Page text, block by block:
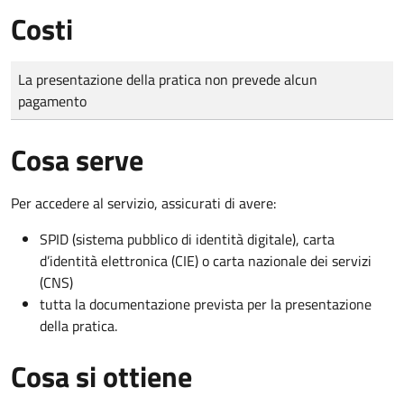
Costi
Tipo di pagamento
Importo
La presentazione della pratica non prevede alcun
pagamento
Cosa serve
Per accedere al servizio, assicurati di avere:
SPID (sistema pubblico di identità digitale), carta
d’identità elettronica (CIE) o carta nazionale dei servizi
(CNS)
tutta la documentazione prevista per la presentazione
della pratica.
Cosa si ottiene